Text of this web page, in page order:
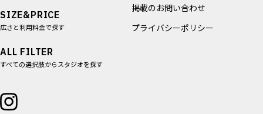
SIZE&PRICE
広さと利用料金で探す
ALL FILTER
すべての選択肢からスタジオを探す
掲載のお問い合わせ
プライバシーポリシー